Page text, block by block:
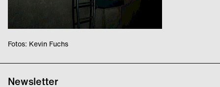
Fotos: Kevin Fuchs
Newsletter